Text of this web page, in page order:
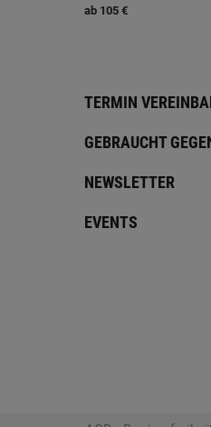
ab 105 €
TERMIN
GEBRAUCHT
NEWSLETTER
EVENTS